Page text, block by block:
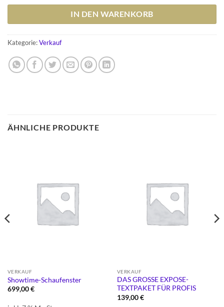
IN DEN WARENKORB
Kategorie:Verkauf
ÄHNLICHE PRODUKTE
VERKAUF
Showtime-Schaufenster
699,00€
VERKAUF
DAS GROSSE EXPOSE-
TEXTPAKET FÜR PROFIS
139,00€